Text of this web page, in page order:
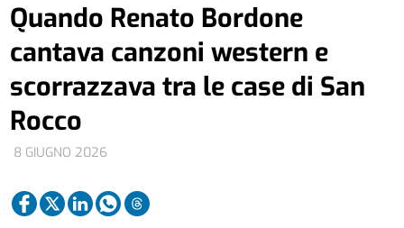
8 GIUGNO 2026
Quando Renato Bordone
cantava canzoni western e
scorrazzava tra le case di San
Rocco